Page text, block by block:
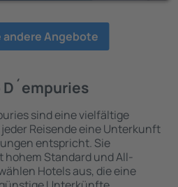
andere Angebote
sind eine vielfältige
Reisende eine Unterkunft
entspricht. Sie
hohem Standard und All-
Hotels aus, die eine